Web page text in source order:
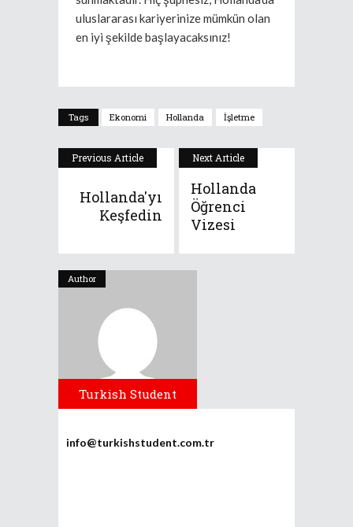
uluslararası kariyerinize mümkün olan
en iyi şekilde başlayacaksınız!
Tags Ekonomi Hollanda İşletme
Previous Article
Hollanda'yı
Keşfedin
Next Article
Hollanda
Öğrenci
Vizesi
Author
Turkish Student
info@turkishstudent.com.tr